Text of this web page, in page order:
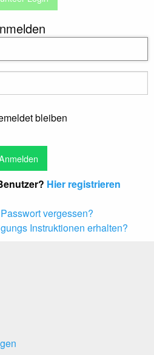
bleiben
Hier registrieren
vergessen?
Instruktionen erhalten?